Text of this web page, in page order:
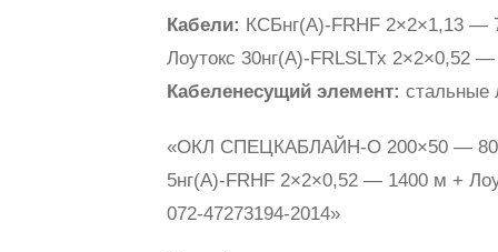
Кабели: КСБнг(А)-FRHF 2×2×1,13
Лоутокс 30нг(А)-FRLSLTx 2×2×0,52
Кабеленесущий элемент: стальные
«ОКЛ СПЕЦКАБЛАЙН-О 200×50 —
5нг(А)-FRHF 2×2×0,52 — 1400 м +
072-47273194-2014»